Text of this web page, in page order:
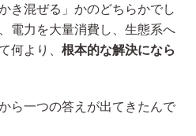
き混ぜる」かのどちらかでし
電力を大量消費し、生態系へ
何より、根本的な解決になら
ら一つの答えが出てきたんで